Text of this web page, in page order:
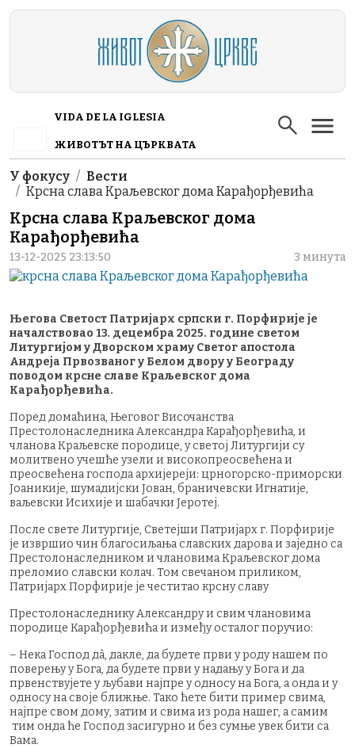
Skip to main content
VIDA DE LA IGLESIA
ЖИВОТЪТ НА ЦЪРКВАТА
Breadcrumb
У фокусу
Вести
Крсна слава Краљевског дома Карађорђевића
Крсна слава Краљевског дома
Карађорђевића
13-12-2025 23:13:50 3 минута
Његова Светост Патријарх српски г. Порфирије је
началствовао 13. децембра 2025. године светом
Литургијом у Дворском храму Светог апостола
Андреја Првозваног у Белом двору у Београду
поводом крсне славе Краљевског дома
Карађорђевића.
Поред домаћина, Његовог Височанства
Престолонаследника Александра Карађорђевића, и
чланова Краљевске породице, у светој Литургији су
молитвено учешће узели и високопреосвећена и
преосвећена господа архијереји: црногорско-приморски
Јоаникије, шумадијски Јован, браничевски Игнатије,
ваљевски Исихије и шабачки Јеротеј.
После свете Литургије, Светејши Патријарх г. Порфирије
је извршио чин благосиљања славских дарова и заједно са
Престолонаследником и члановима Краљевског дома
преломио славски колач. Том свечаном приликом,
Патријарх Порфирије је честитао крсну славу
Престолонаследнику Александру и свим члановима
породице Карађорђевића и између осталог поручио:
– Нека Господ дâ, дакле, да будете први у роду нашем по
поверењу у Бога, да будете први у надању у Бога и да
првенствујете у љубави најпре у односу на Бога, а онда и у
односу на своје ближње. Тако ћете бити пример свима,
најпре свом дому, затим и свима из рода нашег, а самим
тим онда ће Господ засигурно и без сумње увек бити са
Вама.